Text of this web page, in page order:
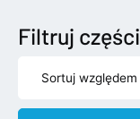
Filtruj części